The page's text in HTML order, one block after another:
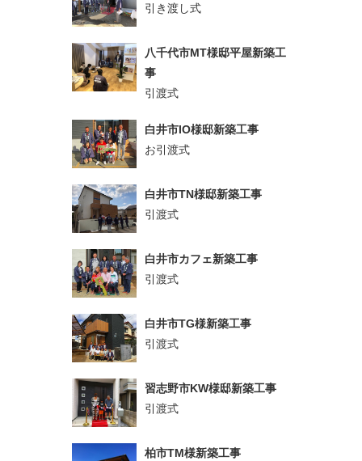
引き渡し式
八千代市MT様邸平屋新築工
事
引渡式
白井市IO様邸新築工事
お引渡式
白井市TN様邸新築工事
引渡式
白井市カフェ新築工事
引渡式
白井市TG様新築工事
引渡式
習志野市KW様邸新築工事
引渡式
柏市TM様新築工事